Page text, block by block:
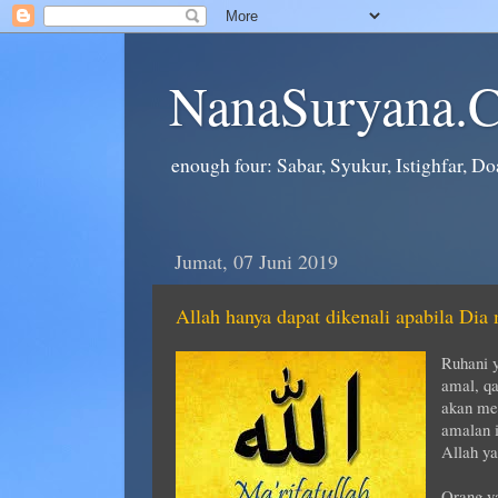
enough four: Sabar, Syukur, Istighfar,
Jumat, 07 Juni 2019
Allah hanya dapat dikenali apabila Dia
Ruhani
amal,
akan
amalan
Allah